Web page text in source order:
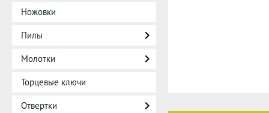
Ножовки
Пилы
Молотки
Торцевые ключи
Отвертки